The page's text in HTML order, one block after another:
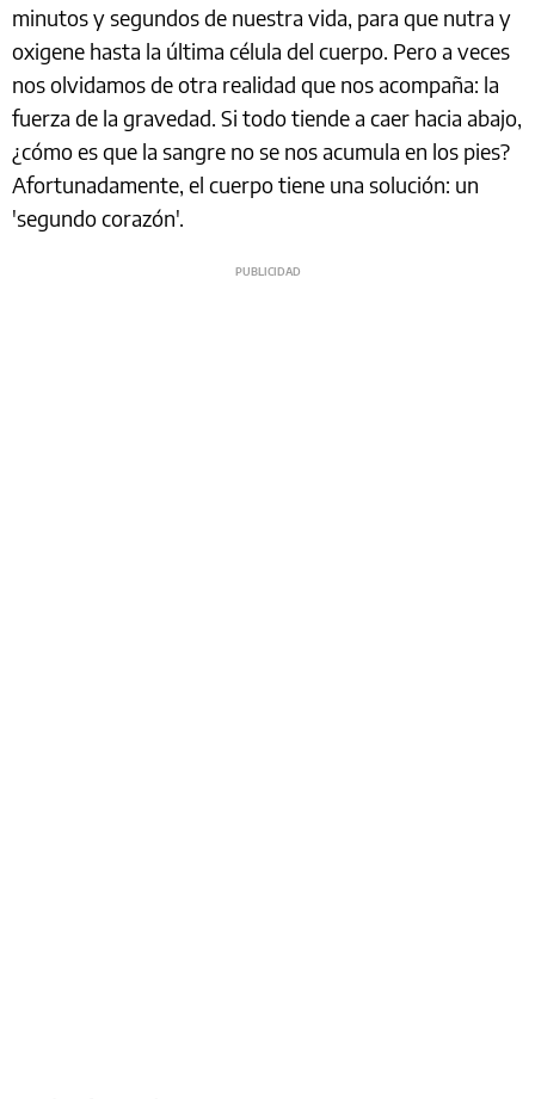
minutos y segundos de nuestra vida, para que nutra y
oxigene hasta la última célula del cuerpo. Pero a veces
nos olvidamos de otra realidad que nos acompaña: la
fuerza de la gravedad. Si todo tiende a caer hacia abajo,
¿cómo es que la sangre no se nos acumula en los pies?
Afortunadamente, el cuerpo tiene una solución: un
'segundo corazón'.